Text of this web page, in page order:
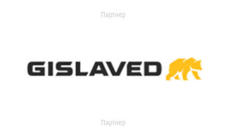
Партнер
Партнер